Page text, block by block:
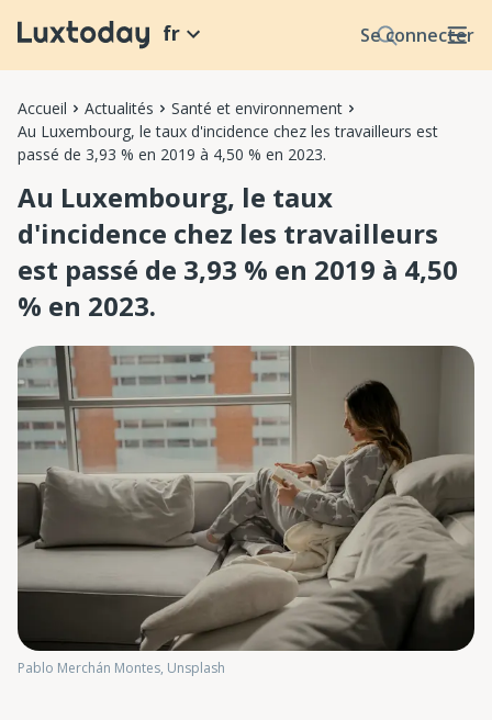
Se connecter
fr
Accueil Actualités
Santé et environnement
Au Luxembourg, le taux d'incidence chez les travailleurs est
passé de 3,93 % en 2019 à 4,50 % en 2023.
Au Luxembourg, le taux
d'incidence chez les travailleurs
est passé de 3,93 % en 2019 à 4,50
% en 2023.
Pablo Merchán Montes, Unsplash